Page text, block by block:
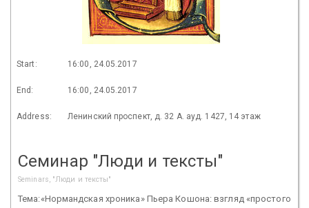
Start: 16:00, 24.05.2017
End: 16:00, 24.05.2017
Address: Ленинский проспект, д. 32 А. ауд. 1427, 14 этаж
Семинар "Люди и тексты"
Seminars, "Люди и тексты"
Тема:«Нормандская хроника» Пьера Кошона: взгляд «простого